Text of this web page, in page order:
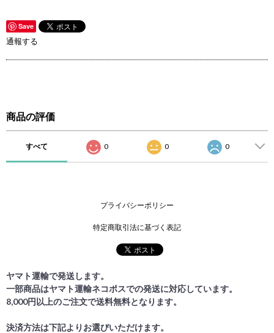
Save
通報する
商品の評価
すべて 0 0 0
プライバシーポリシー
特定商取引法に基づく表記
ヤマト運輸で発送します。
一部商品はヤマト運輸ネコポスでの発送に対応しています。
8,000円以上のご注文で送料無料となります。
決済方法は下記よりお選びいただけます。